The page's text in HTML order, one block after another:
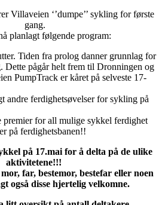
Villaveien ‘’dumpe’’ sykling for første
gang.
planlagt følgende program:
Tiden fra prolog danner grunnlag for
Dette pågår helt frem til Dronningen og
PumpTrack er kåret på selveste 17-
andre ferdighetsøvelser for sykling på
for all mulige sykkel ferdighet
på ferdighetsbanen!!
på 17.mai for å delta på de ulike
aktivitetene!!!
far, bestemor, bestefar eller noen
også disse hjertelig velkomne.